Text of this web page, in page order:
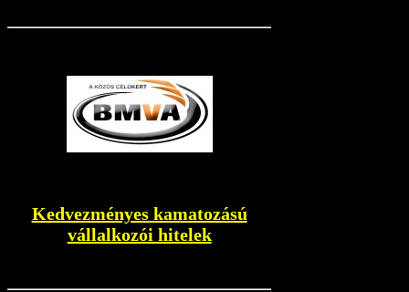
Kedvezményes kamatozású
vállalkozói hitelek